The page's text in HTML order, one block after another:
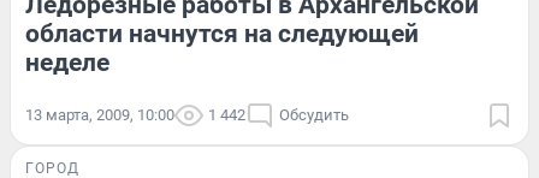
области начнутся на следующей
неделе
13 марта, 2009, 10:00 1 442 Обсудить
ГОРОД